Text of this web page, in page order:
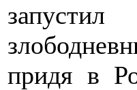
придя в